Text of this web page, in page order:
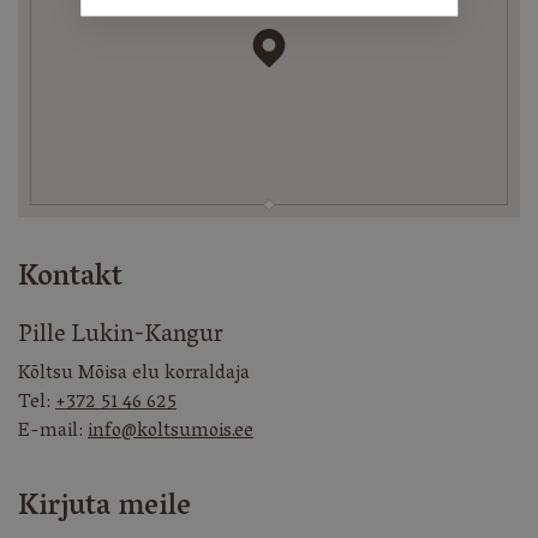
Kontakt
Pille Lukin-Kangur
Kõltsu Mõisa elu korraldaja
Tel:+372 51 46 625
E-mail:info@koltsumois.ee
Kirjuta meile